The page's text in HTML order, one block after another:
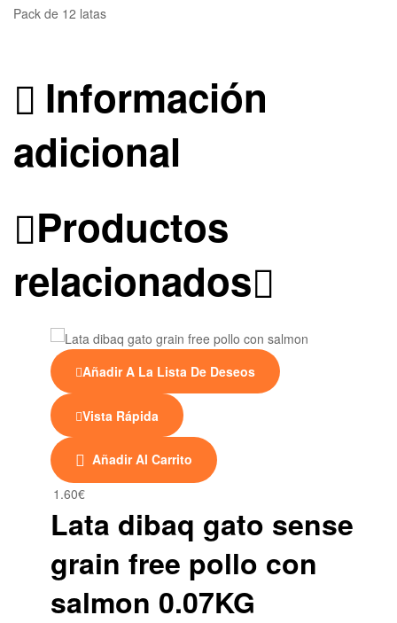
Pack de 12 latas
Información
adicional
Productos
relacionados
Añadir A La Lista De Deseos
Vista Rápida
Añadir Al Carrito
1.60€
Lata dibaq gato sense
grain free pollo con
salmon 0.07KG